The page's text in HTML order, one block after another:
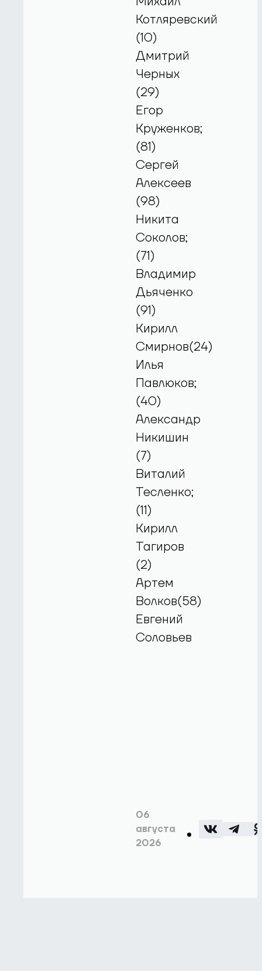
Котляревский
(10)
Дмитрий
Черных
(29)
Егор
Круженков;
(81)
Сергей
Алексеев
(98)
Никита
Соколов;
(71)
Владимир
Дьяченко
(91)
Кирилл
Смирнов(24)
Илья
Павлюков;
(40)
Александр
Никишин
(7)
Виталий
Тесленко;
(11)
Кирилл
Тагиров
(2)
Артем
Волков(58)
Евгений
Соловьев
06
августа
2026